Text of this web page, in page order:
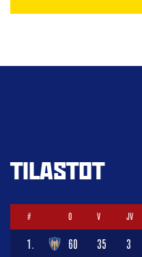
TILASTOT
# O V JV
1. 60 35 3